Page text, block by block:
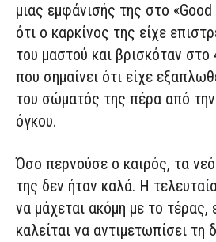
μιας εμφάνισής της στο
ότι ο καρκίνος της είχε
του μαστού και βρισκόταν
που σημαίνει ότι είχε
του σώματός της πέρα από
όγκου.
Όσο περνούσε ο καιρός, τα
της δεν ήταν καλά. Η
να μάχεται ακόμη με το
καλείται να αντιμετωπίσει τη